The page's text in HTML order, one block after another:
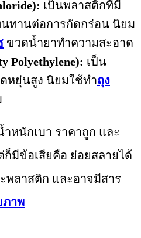
เป็นพลาสติกที่มี
ทานต่อการกัดกร่อน นิยม
ขวดน้ำยาทำความสะอาด
Polyethylene): เป็น
หยุ่นสูง นิยมใช้ทำถุง
หนักเบา ราคาถูก และ
มีข้อเสียคือ ย่อยสลายได้
ลาสติก และอาจมีสาร
าพ